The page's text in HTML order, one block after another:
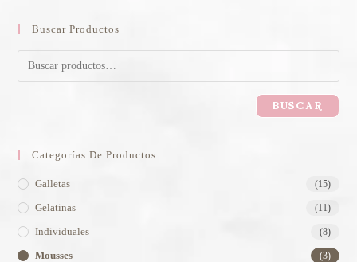
Buscar Productos
BUSCAR
Categorías De Productos
Galletas (15)
Gelatinas (11)
Individuales (8)
Mousses (3)